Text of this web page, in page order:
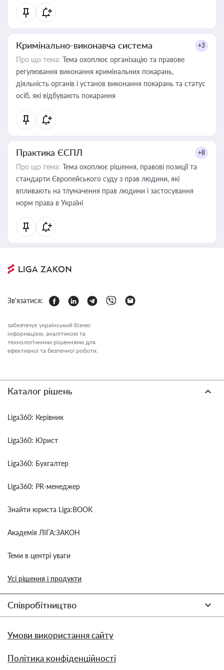
Кримінально-виконавча система +3
Про що тема: Тема охоплює організацію та правове
регулювання виконання кримінальних покарань,
діяльність органів і установ виконання покарань та статус
осіб, які відбувають покарання
Практика ЄСПЛ +8
Про що тема: Тема охоплює рішення, правові позиції та
стандарти Європейського суду з прав людини, які
впливають на тлумачення прав людини і застосування
норм права в Україні
Зв'язатися:
забезпечує український бізнес
інформацією, аналітикою та
технологічними рішеннями для
ефективної та безпечної роботи.
Каталог рішень
Liga360: Керівник
Liga360: Юрист
Liga360: Бухгалтер
Liga360: PR-менеджер
Знайти юриста Liga:BOOK
Академія ЛІГА:ЗАКОН
Теми в центрі уваги
Усі рішення і продукти
Співробітництво
Умови використання сайту
Політика конфіденційності